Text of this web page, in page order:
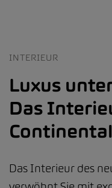
INTERIEUR
Luxus
Das
Das Interieur des